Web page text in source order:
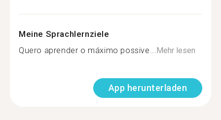
Meine Sprachlernziele
Quero aprender o máximo possive...Mehr lesen
App herunterladen